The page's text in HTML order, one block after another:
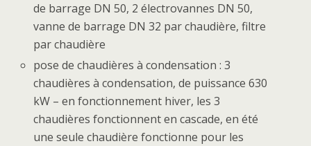
de barrage DN 50, 2 électrovannes DN 50,
vanne de barrage DN 32 par chaudière, filtre
par chaudière
pose de chaudières à condensation : 3
chaudières à condensation, de puissance 630
kW – en fonctionnement hiver, les 3
chaudières fonctionnent en cascade, en été
une seule chaudière fonctionne pour les